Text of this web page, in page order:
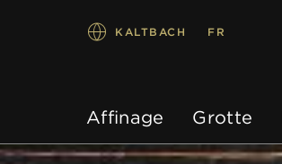
Affinage Grotte
KALTBACH FR